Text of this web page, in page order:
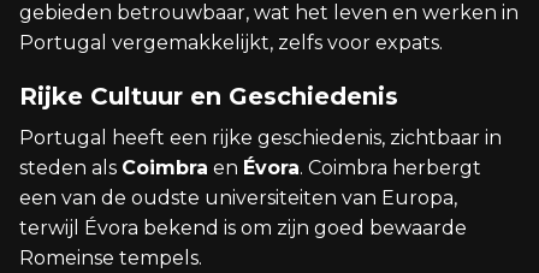
gebieden betrouwbaar, wat het leven en werken in
Portugal vergemakkelijkt, zelfs voor expats.
Rijke Cultuur en Geschiedenis
Portugal heeft een rijke geschiedenis, zichtbaar in
steden als Coimbra en Évora. Coimbra herbergt
een van de oudste universiteiten van Europa,
terwijl Évora bekend is om zijn goed bewaarde
Romeinse tempels.